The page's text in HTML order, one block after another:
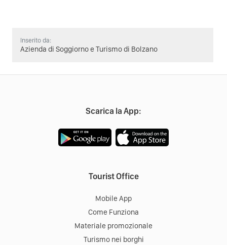
Inserito da:
Azienda di Soggiorno e Turismo di Bolzano
Scarica la App:
Tourist Office
Mobile App
Come Funziona
Materiale promozionale
Turismo nei borghi